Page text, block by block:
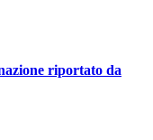
riportato da